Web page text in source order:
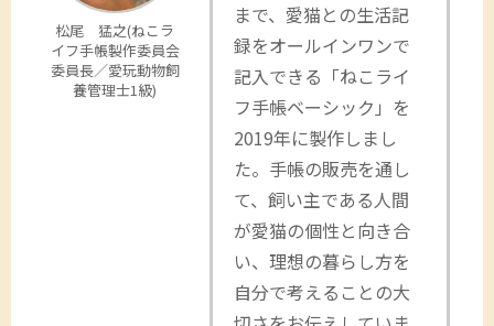
松尾 猛之(ねこラ
イフ手帳製作委員会
委員長／愛玩動物飼
養管理士1級)
まで、愛猫との生活記
録をオールインワンで
記入できる「ねこライ
フ手帳ベーシック」を
2019年に製作しまし
た。手帳の販売を通し
て、飼い主である人間
が愛猫の個性と向き合
い、理想の暮らし方を
自分で考えることの大